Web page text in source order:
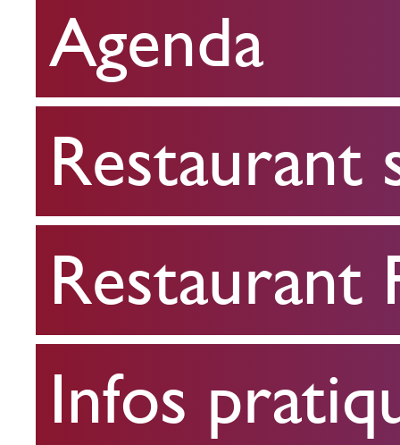
Restaurant
scolaire
Restaurant
FPA
Infos
pratiques
Agenda
Restaurant
Restaurant
Infos